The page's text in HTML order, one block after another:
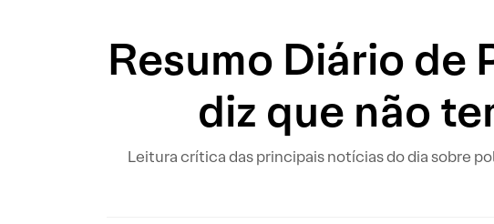
Resumo Diário
diz que não
Leitura crítica das principais notícias do dia sobre